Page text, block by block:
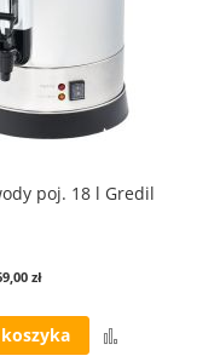
poj. 18 l Gredil
zł